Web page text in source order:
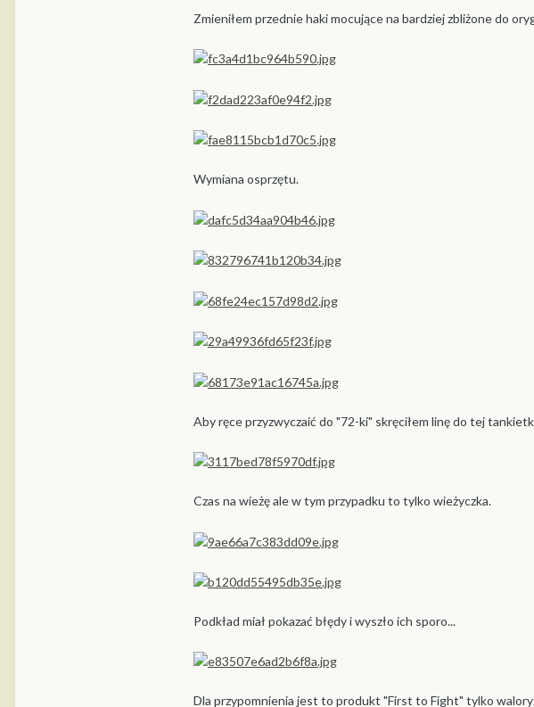
Zmieniłem przednie haki mocujące na bardziej zbliżone do
Wymiana osprzętu.
Aby ręce przyzwyczaić do "72-ki" skręciłem linę do tej
Czas na wieżę ale w tym przypadku to tylko wieżyczka.
Podkład miał pokazać błędy i wyszło ich sporo...
Dla przypomnienia jest to produkt "First to Fight" tylko